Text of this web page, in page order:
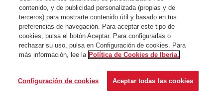
Any questions?Contact us
contenido, y de publicidad personalizada (propias y de
terceros) para mostrarte contenido útil y basado en tus
preferencias de navegación. Para aceptar este tipo de
cookies, pulsa el botón Aceptar. Para configurarlas o
rechazar su uso, pulsa en Configuración de cookies. Para
más información, lee la Política de Cookies de Iberia.
Configuración de cookies Aceptar todas las cookies